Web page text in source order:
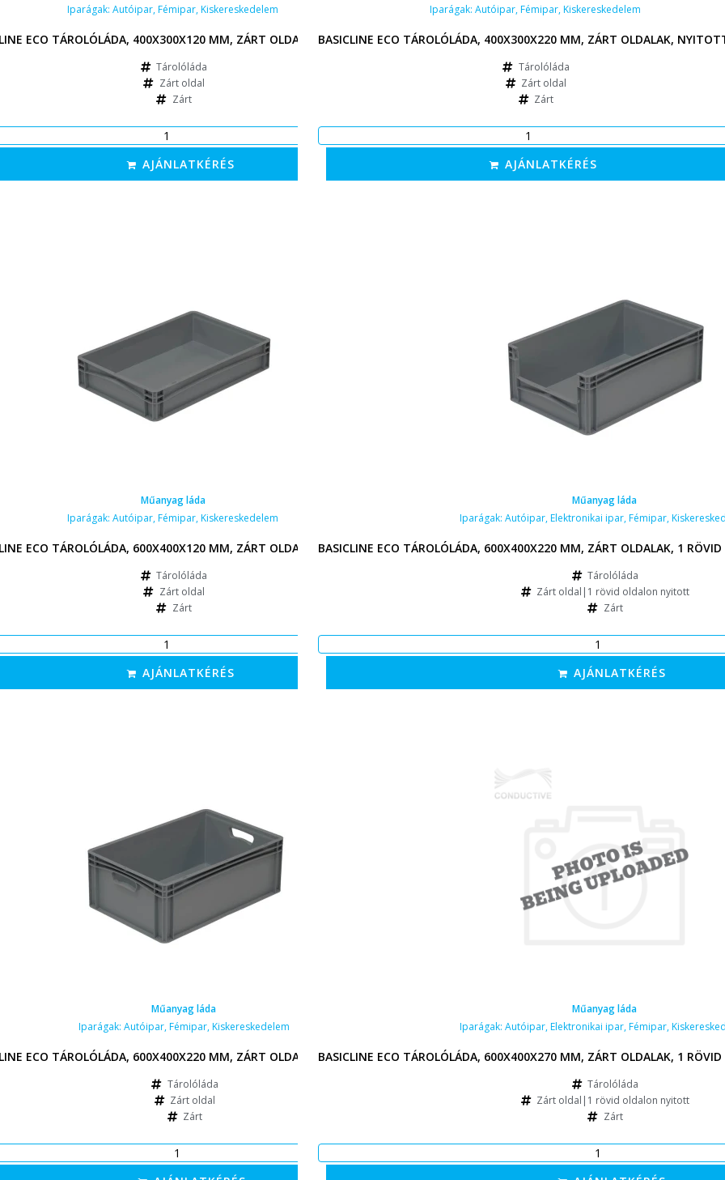
Iparágak: Autóipar,Fémipar,Kiskereskedelem
ECO TÁROLÓLÁDA, 400X300X120 MM, ZÁRT OLDALAK, ZÁRT FÜL
Tárolóláda
Zárt oldal
Zárt
AJÁNLATKÉRÉS
Iparágak: Autóipar,Fémipar,Kiskereskedelem
BASICLINE ECO TÁROLÓLÁDA, 400X300X220 MM, ZÁRT OLDALAK,
Tárolóláda
Zárt oldal
Zárt
AJÁNLATKÉRÉS
Műanyag láda
Iparágak: Autóipar,Fémipar,Kiskereskedelem
ECO TÁROLÓLÁDA, 600X400X120 MM, ZÁRT OLDALAK, ZÁRT FÜL
Tárolóláda
Zárt oldal
Zárt
AJÁNLATKÉRÉS
Műanyag láda
Iparágak: Autóipar,Elektronikai ipar,Fémipar,
BASICLINE ECO TÁROLÓLÁDA, 600X400X220 MM, ZÁRT OLDALAK, 1
Tárolóláda
Zárt oldal|1 rövid oldalon nyitott
Zárt
AJÁNLATKÉRÉS
Műanyag láda
Iparágak: Autóipar,Fémipar,Kiskereskedelem
ECO TÁROLÓLÁDA, 600X400X220 MM, ZÁRT OLDALAK, NYITOTT FÜL
Tárolóláda
Zárt oldal
Zárt
Műanyag láda
Iparágak: Autóipar,Elektronikai ipar,Fémipar,
BASICLINE ECO TÁROLÓLÁDA, 600X400X270 MM, ZÁRT OLDALAK, 1
Tárolóláda
Zárt oldal|1 rövid oldalon nyitott
Zárt